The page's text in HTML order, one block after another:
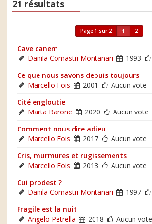
21 résultats
Page 1 sur 2 1 2
Cave canem
Danila Comastri Montanari
1993
Ce que nous savons depuis toujours
Marcello Fois
2001
Aucun vote
Cité engloutie
Marta Barone
2020
Aucun vote
Comment nous dire adieu
Marcello Fois
2017
Aucun vote
Cris, murmures et rugissements
Marcello Fois
2013
Aucun vote
Cui prodest ?
Danila Comastri Montanari
1997
Fragile est la nuit
Angelo Petrella
2018
Aucun vote